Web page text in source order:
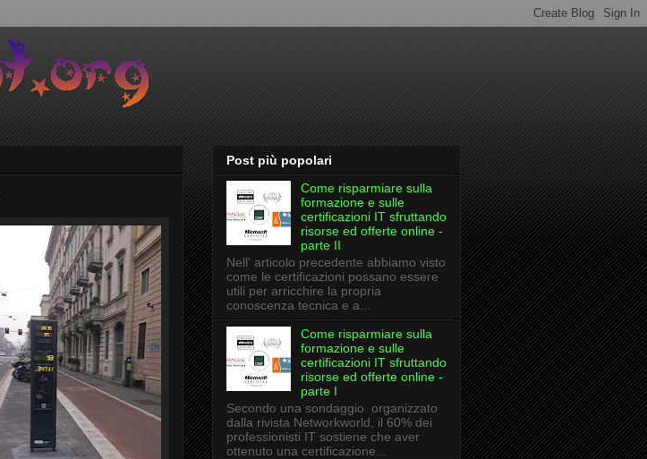
Post più popolari
Come risparmiare sulla
formazione e sulle
certificazioni IT sfruttando
risorse ed offerte online -
parte II
Nell' articolo precedente abbiamo visto
come le certificazioni possano essere
utili per arricchire la propria
conoscenza tecnica e a...
Come risparmiare sulla
formazione e sulle
certificazioni IT sfruttando
risorse ed offerte online -
parte I
Secondo una sondaggio organizzato
dalla rivista Networkworld, il 60% dei
professionisti IT sostiene che aver
ottenuto una certificazione...